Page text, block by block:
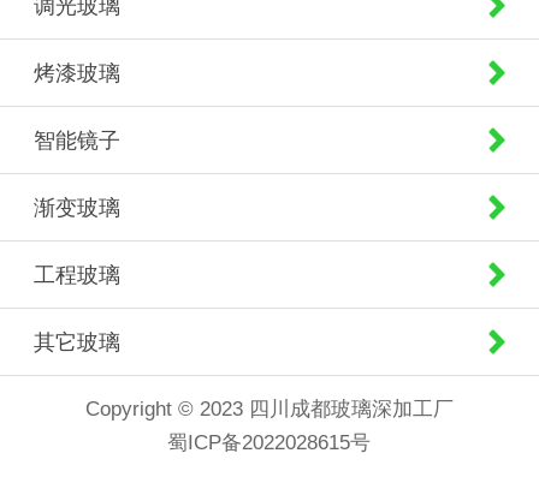
调光玻璃
烤漆玻璃
智能镜子
渐变玻璃
工程玻璃
其它玻璃
Copyright © 2023 四川成都玻璃深加工厂
蜀ICP备2022028615号